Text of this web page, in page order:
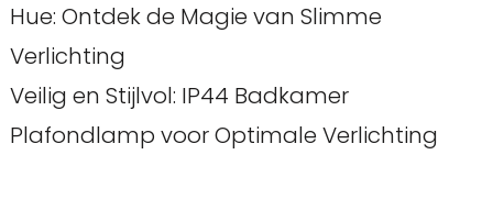
Hue: Ontdek de Magie van Slimme
Verlichting
Veilig en Stijlvol: IP44 Badkamer
Plafondlamp voor Optimale Verlichting